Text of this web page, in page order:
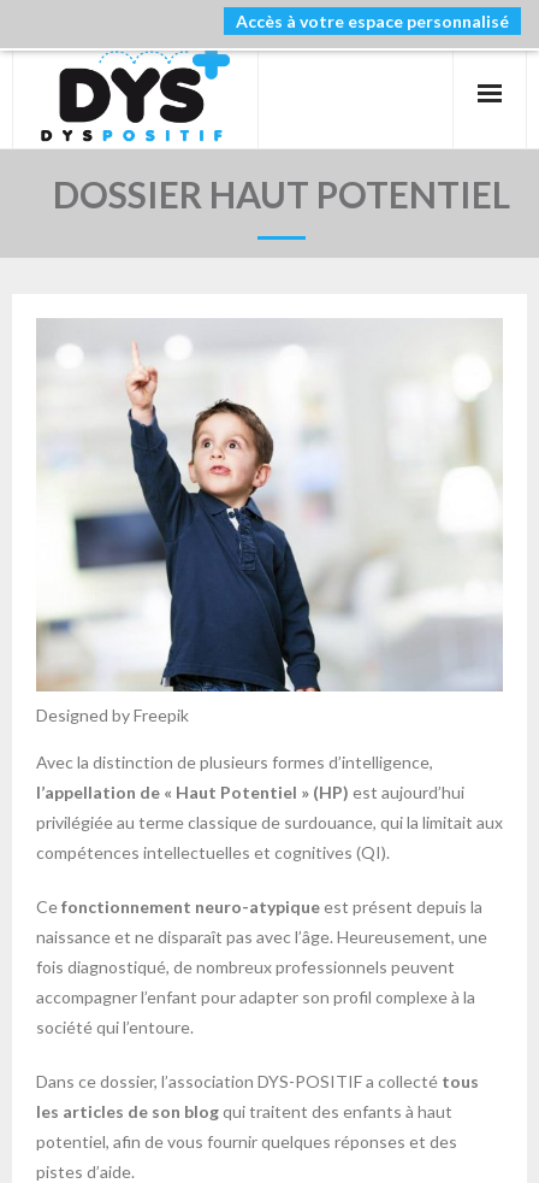
Accès à votre espace personnalisé
PRIMAIRE
COLLEGE
BLOG
DOSSIER HAUT POTENTIEL
Designed by Freepik
Avec la distinction de plusieurs formes d’intelligence,
l’appellation de « Haut Potentiel » (HP) est aujourd’hui
privilégiée au terme classique de surdouance, qui la limitait aux
compétences intellectuelles et cognitives (QI).
Cefonctionnement neuro-atypiqueest présent depuis la
naissance et ne disparaît pas avec l’âge. Heureusement, une
fois diagnostiqué, de nombreux professionnels peuvent
accompagner l’enfant pour adapter son profil complexe à la
société qui l’entoure.
Dans ce dossier, l’association DYS-POSITIF a collecté tous
les articles de son blogqui traitent des enfants à haut
potentiel, afin de vous fournir quelques réponses et des
pistes d’aide.